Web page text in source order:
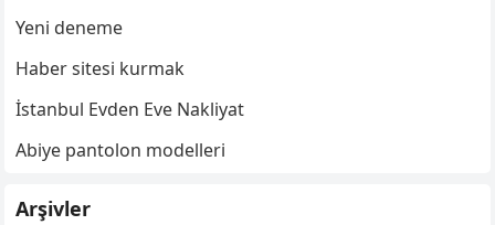
Yeni deneme
Haber sitesi kurmak
İstanbul Evden Eve Nakliyat
Abiye pantolon modelleri
Arşivler